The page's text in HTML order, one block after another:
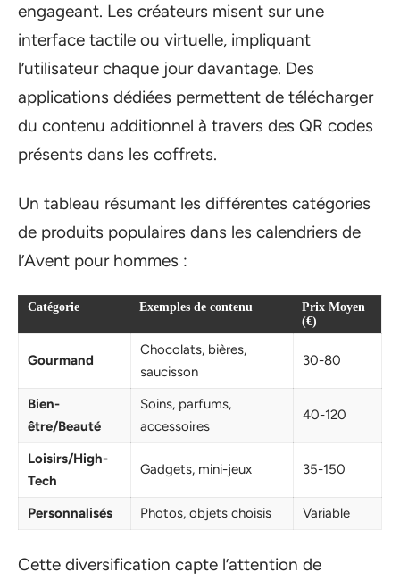
engageant. Les créateurs misent sur une
interface tactile ou virtuelle, impliquant
l’utilisateur chaque jour davantage. Des
applications dédiées permettent de télécharger
du contenu additionnel à travers des QR codes
présents dans les coffrets.
Un tableau résumant les différentes catégories
de produits populaires dans les calendriers de
l’Avent pour hommes :
Catégorie Exemples de contenu
Prix Moyen
(€)
Gourmand
Chocolats, bières,
saucisson
30-80
Bien-
être/Beauté
Soins, parfums,
accessoires
40-120
Loisirs/High-
Tech
Gadgets, mini-jeux 35-150
Personnalisés Photos, objets choisis Variable
Cette diversification capte l’attention de